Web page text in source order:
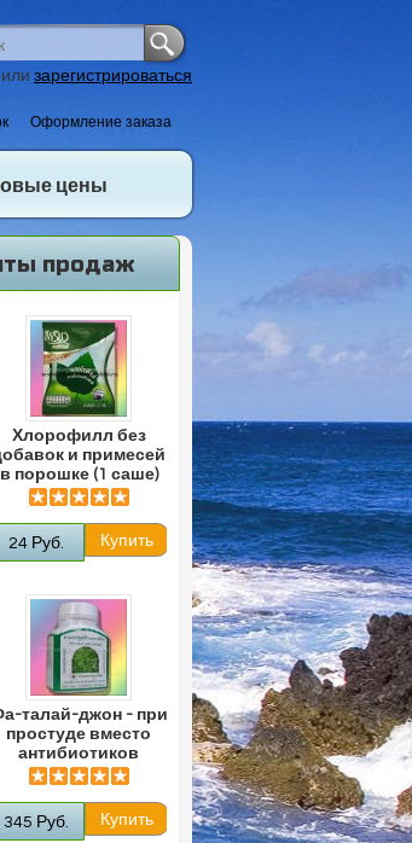
или зарегистрироваться
Оформление заказа
цены
продаж
Хлорофилл без
и примесей
в порошке (1 саше)
24 Руб.
талай-джон - при
простуде вместо
антибиотиков
345 Руб.